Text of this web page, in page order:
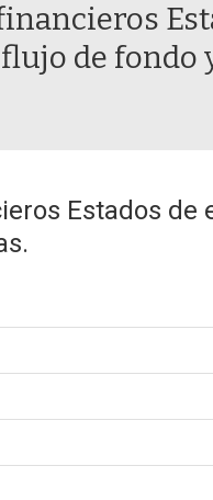
de fondo
Estados de